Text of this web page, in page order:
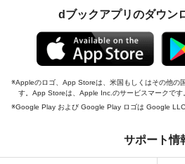
dブックアプリのダウン
Appleのロゴ、App Storeは、米国もしくはその他の
す。App Storeは、Apple Inc.のサービスマークです
Google Play および Google Play ロゴは Google LLC
サポート情